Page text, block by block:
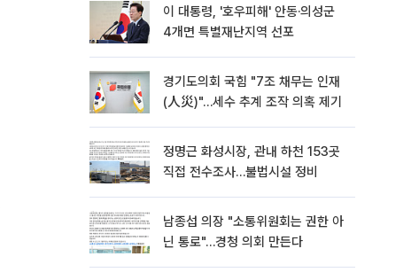
이 대통령, '호우피해' 안동·의성군
4개면 특별재난지역 선포
경기도의회 국힘 "7조 채무는 인재
(人災)"…세수 추계 조작 의혹 제기
정명근 화성시장, 관내 하천 153곳
직접 전수조사…불법시설 정비
남종섭 의장 "소통위원회는 권한 아
닌 통로"…경청 의회 만든다